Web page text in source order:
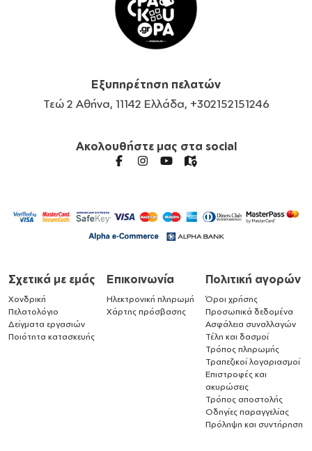
Εξυπηρέτηση πελατών
Τεώ 2 Αθήνα, 11142 Ελλάδα, +302152151246
Ακολουθήστε μας στα social
Σχετικά με εμάς
Χονδρική
Πελατολόγιο
Δείγματα εργασιών
Ποιότητα κατασκευής
Επικοινωνία
Ηλεκτρονική πληρωμή
Χάρτης πρόσβασης
Πολιτική αγορών
Όροι χρήσης
Προσωπικά δεδομένα
Ασφάλεια συναλλαγών
Τέλη και δασμοί
Τρόπος πληρωμής
Τραπεζικοί λογαριασμοί
Επιστροφές και
ακυρώσεις
Τρόπος αποστολής
Οδηγίες παραγγελίας
Πρόληψη και συντήρηση